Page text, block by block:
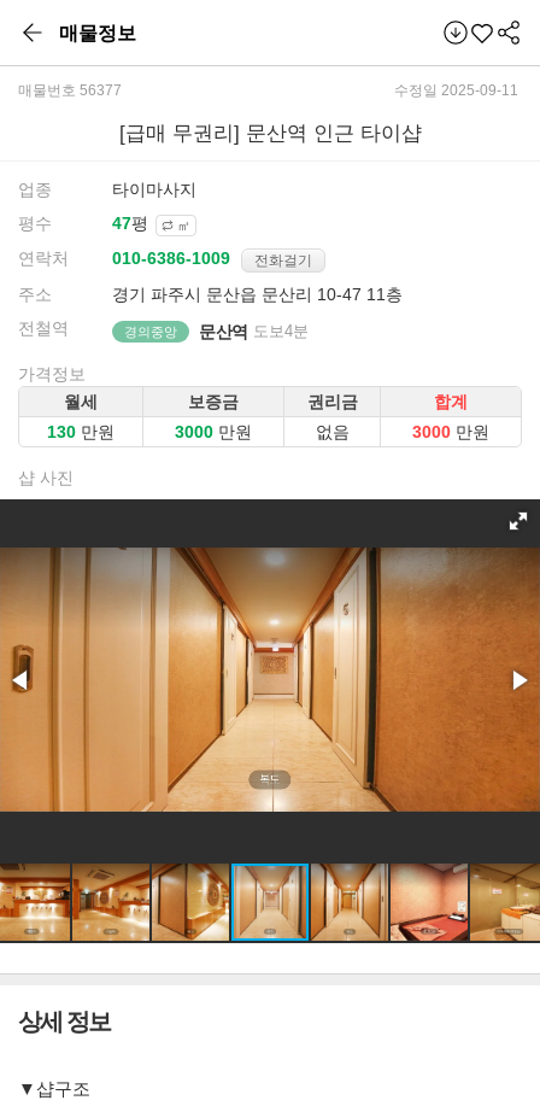
매물정보
매물번호 56377 수정일 2025-09-11
[급매 무권리] 문산역 인근 타이샵
업종
타이마사지
평수
평 ㎡
연락처 전화걸기
주소
경기 파주시 문산읍 문산리 10-47 11층
전철역
경의중앙 문산역 도보4분
가격정보
월세
보증금 권리금
합계
만원
만원 없음 만원
샵 사진
상세 정보
▼샵구조